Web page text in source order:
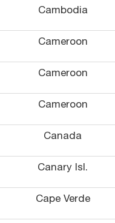
Cambodia
Cameroon
Cameroon
Cameroon
Canada
Canary Isl.
Cape Verde